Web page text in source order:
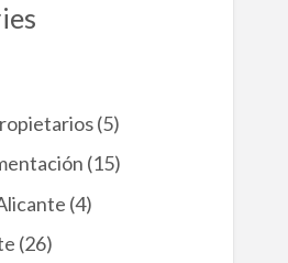
(5)
(15)
(4)
(26)